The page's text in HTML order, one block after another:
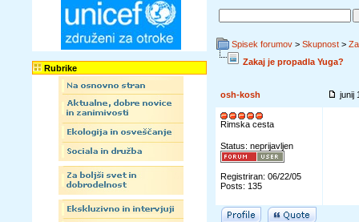
Rubrike
Spisek forumov > Skupnost >
Zakaj je propadla Yuga?
osh-kosh junij
Rimska cesta
Status: neprijavljen
Registriran: 06/22/05
Posts: 135